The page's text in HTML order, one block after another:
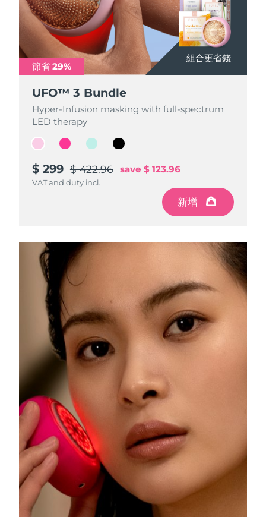
組合更省錢
節省 29%
UFO™ 3 Bundle
Hyper-Infusion masking with full-spectrum
LED therapy
$ 299 $ 422.96 save $ 123.96
VAT and duty incl.
新增
組合更省錢
節省 29%
UFO™ 3 Bundle
Hyper-Infusion masking with full-spectrum
LED therapy
$ 299 $ 422.96 save $ 123.96
VAT and duty incl.
新增
組合更省錢
節省 29%
UFO™ 3 Bundle
Hyper-Infusion masking with full-spectrum
LED therapy
$ 299 $ 422.96 save $ 123.96
VAT and duty incl.
新增
組合更省錢
節省 29%
UFO™ 3 Bundle
Hyper-Infusion masking with full-spectrum
LED therapy
$ 299 $ 422.96 save $ 123.96
VAT and duty incl.
新增
Concentrated acne gel
ESPADA™ 設備
All acne treatment devices
Advanced eye care treatment
眼部護理設備
All revitalizing eye massagers
Blackhead remover
KIWI™ 皮肤护理
Advanced pore care essentials
LED light hairbrush
LUNA™ Dual-Peptide Scalp
Serum
issa™ Teeth Whitening Set
Dual LED + sonic device & 18% PAP gel
issa™ Teeth Whitening Gel
18% PAP
更多的
護膚品
全部購買
關於我們
愛爾蘭 預計送達日期08/08/2026
曼島 預計送達日期 10/08/2026
以色列 預計送達日期12/08/2026
義大利 預計送達日期08/08/2026
澤西島
預計送達日期10/08/2026
預計送達日期08/08/2026
拉脫維亞 預計送達日期 08/08/2026
黎巴嫩 09/08/2026
立陶宛 預計送達日期 08/08/2026
預計送達日期08/08/2026
中國澳門特別行政區
馬來西亞 預計送達日期
馬爾他
墨西哥 預計送達日期
摩納哥 預計送達日期 09/08/2026
荷蘭 預計送達日期